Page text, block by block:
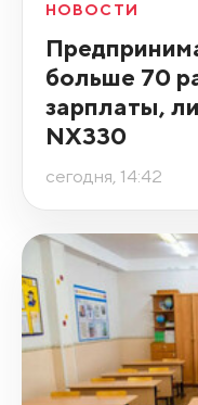
НОВОСТИ
больше 70
зарплаты,
NX330
сегодня, 14:42